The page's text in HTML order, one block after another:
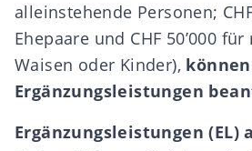
alleinstehende Personen;
Ehepaare und CHF 50’000
Waisen oder Kinder), können
Ergänzungsleistungen
Ergänzungsleistungen (EL)